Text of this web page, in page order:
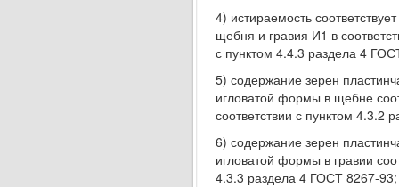
4) истираемость
щебня и гравия И1 в
с пунктом 4.4.3 раздела 4
5) содержание зерен
игловатой формы в щебне
соответствии с пунктом 4.3.2
6) содержание зерен
игловатой формы в гравии
4.3.3 раздела 4 ГОСТ 8267-93;